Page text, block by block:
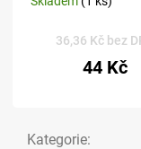
36,36 Kč bez
44 Kč
Kategorie: